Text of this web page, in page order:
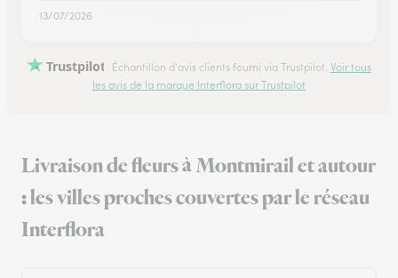
13/07/2026
Trustpilot Échantillon d'avis clients fourni via Trustpilot. Voir tous
les avis de la marque Interflora sur Trustpilot
Livraison de fleurs à Montmirail et autour
: les villes proches couvertes par le réseau
Interflora